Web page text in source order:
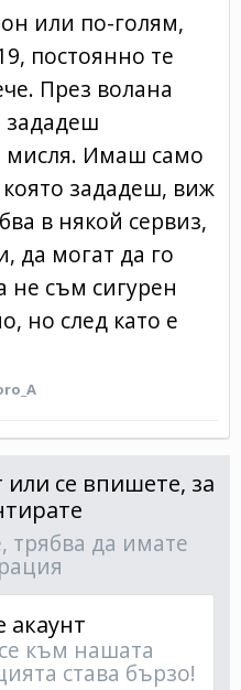
или по-голям,
постоянно те
През волана
мисля. Имаш само
зададеш, виж
в някой сервиз,
да могат да го
не съм сигурен
но след като е
или се впишете, за
трябва да имате
акаунт
към нашата
става бързо!